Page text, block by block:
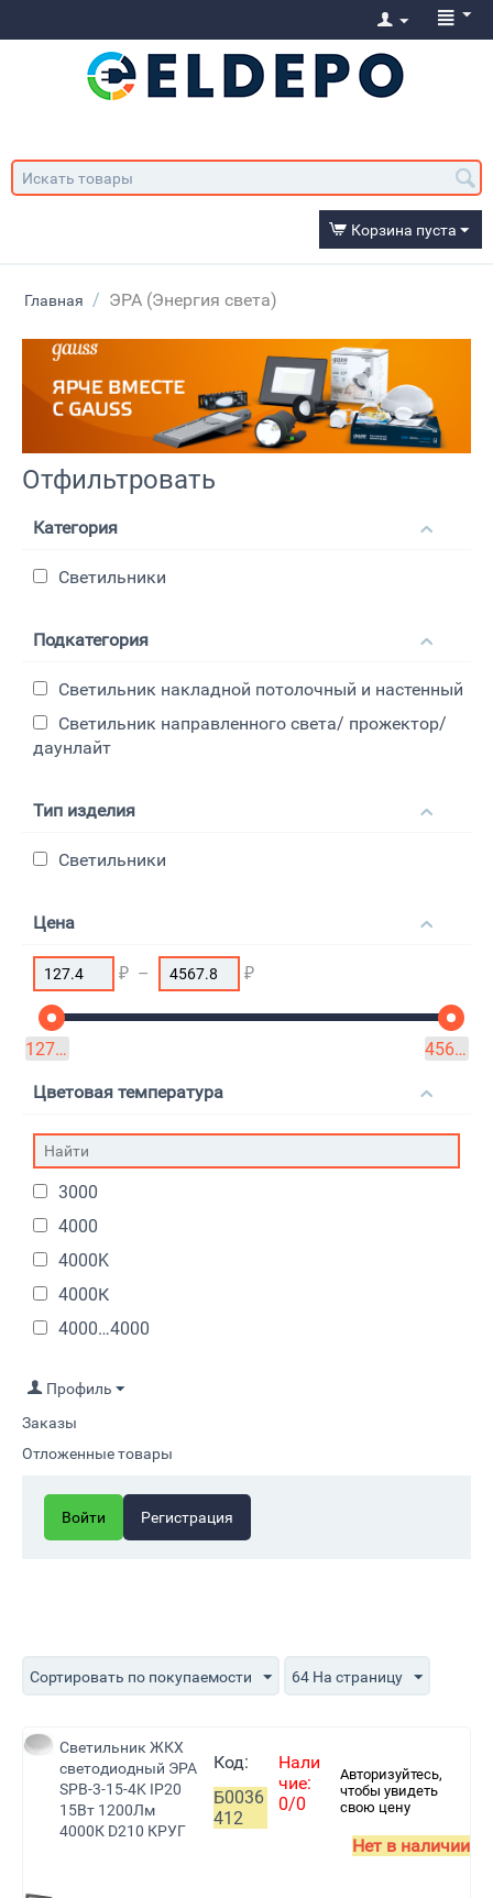
Корзина пуста
Главная / ЭРА (Энергия света)
Отфильтровать
Категория
Светильники
Подкатегория
Светильник накладной потолочный и настенный
Светильник направленного света/ прожектор/
даунлайт
Тип изделия
Светильники
Цена
₽ – ₽
127.4 4567.8
Цветовая температура
3000
4000
4000K
4000К
4000…4000
6500
6500…6500
Профиль
Заказы
Отложенные товары
Войти Регистрация
Сортировать по покупаемости 64 На страницу
Светильник ЖКХ
светодиодный ЭРА
SPB-3-15-4K IP20
15Вт 1200Лм
4000К D210 КРУГ
Код:
Б0036
412
Нали
чие:
0/0
Авторизуйтесь,
чтобы увидеть
свою цену
Нет в наличии